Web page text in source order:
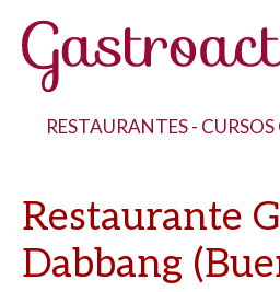
RESTAURANTES-
Restaurante
Dabbang